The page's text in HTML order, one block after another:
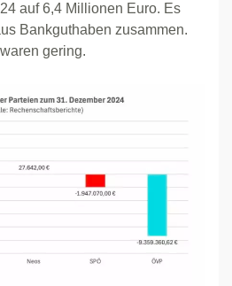
auf 6,4 Millionen Euro. Es
Bankguthaben zusammen.
gering.